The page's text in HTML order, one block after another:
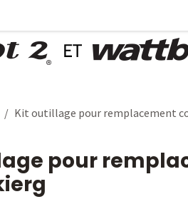
Kit outillage pour remplacement
pour